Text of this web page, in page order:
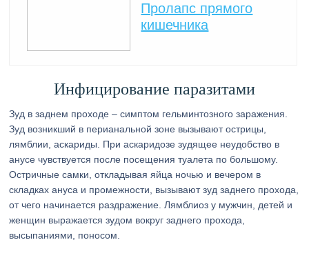
Пролапс прямого
кишечника
Инфицирование паразитами
Зуд в заднем проходе – симптом гельминтозного заражения.
Зуд возникший в перианальной зоне вызывают острицы,
лямблии, аскариды. При аскаридозе зудящее неудобство в
анусе чувствуется после посещения туалета по большому.
Остричные самки, откладывая яйца ночью и вечером в
складках ануса и промежности, вызывают зуд заднего прохода,
от чего начинается раздражение. Лямблиоз у мужчин, детей и
женщин выражается зудом вокруг заднего прохода,
высыпаниями, поносом.